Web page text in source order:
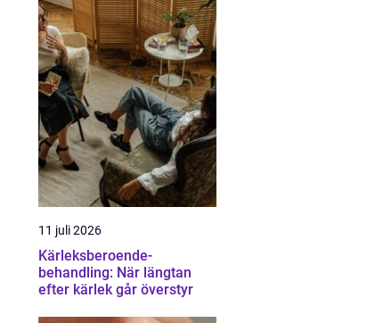
11 juli 2026
Kärleksberoende-
behandling: När längtan
efter kärlek går överstyr